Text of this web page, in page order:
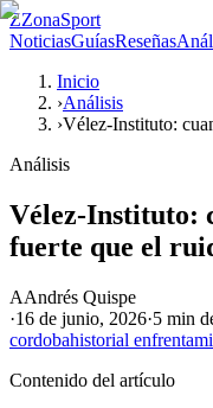
ZZonaSport
NoticiasGuíasReseñas
Inicio
›Análisis
›Vélez-Instituto:
Análisis
Vélez-Instituto:
fuerte que el
AAndrés Quispe
·16 de junio, 2026·5 min
cordobahistorial
Contenido del artículo